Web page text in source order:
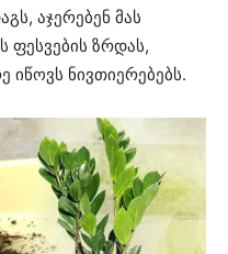
აჯერებენ მას
ფესვების ზრდას,
იწოვს ნივთიერებებს.